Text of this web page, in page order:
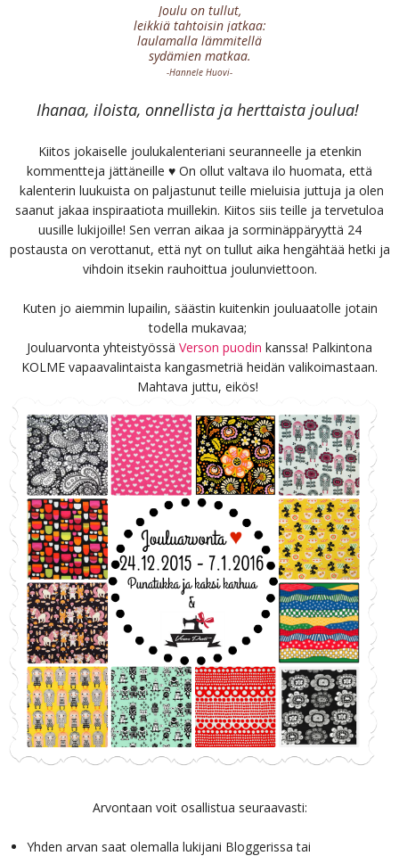
Joulu on tullut,
leikkiä tahtoisin jatkaa:
laulamalla lämmitellä
sydämien matkaa.
-Hannele Huovi-
Ihanaa, iloista, onnellista ja herttaista joulua!
Kiitos jokaiselle joulukalenteriani seuranneelle ja etenkin
kommentteja jättäneille ♥ On ollut valtava ilo huomata, että
kalenterin luukuista on paljastunut teille mieluisia juttuja ja olen
saanut jakaa inspiraatiota muillekin. Kiitos siis teille ja tervetuloa
uusille lukijoille! Sen verran aikaa ja sorminäppäryyttä 24
postausta on verottanut, että nyt on tullut aika hengähtää hetki ja
vihdoin itsekin rauhoittua joulunviettoon.
Kuten jo aiemmin lupailin, säästin kuitenkin jouluaatolle jotain
todella mukavaa;
Jouluarvonta yhteistyössä Verson puodin kanssa! Palkintona
KOLME vapaavalintaista kangasmetriä heidän valikoimastaan.
Mahtava juttu, eikös!
Arvontaan voit osallistua seuraavasti:
Yhden arvan saat olemalla lukijani Bloggerissa tai